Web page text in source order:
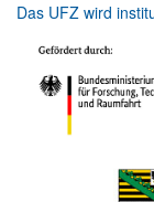
Das UFZ wird